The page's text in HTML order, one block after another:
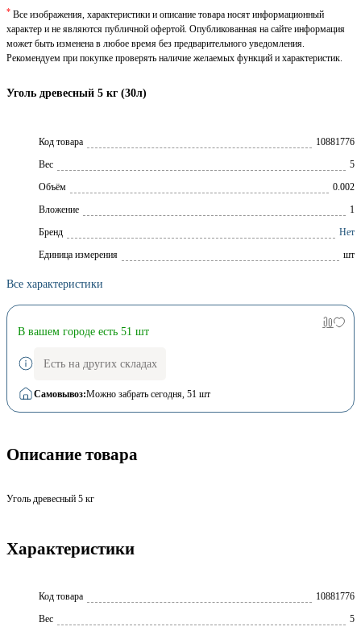
Уголь древесный 5 кг (30л)
Код товара
10881776
Вес
5
Объём
0.002
Вложение
1
Брeнд
Нет
Единица измерения
шт
Все характеристики
* Все изображения, характеристики и описание товара носят информационный
характер и не являются публичной офертой. Опубликованная на сайте информация
может быть изменена в любое время без предварительного уведомления.
Рекомендуем при покупке проверять наличие желаемых функций и характеристик.
В вашем городе есть 51 шт
Есть на других складах
Самовывоз:Можно забрать сегодня, 51 шт
Описание товара
Уголь древесный 5 кг
Характеристики
Код товара
10881776
Вес
5